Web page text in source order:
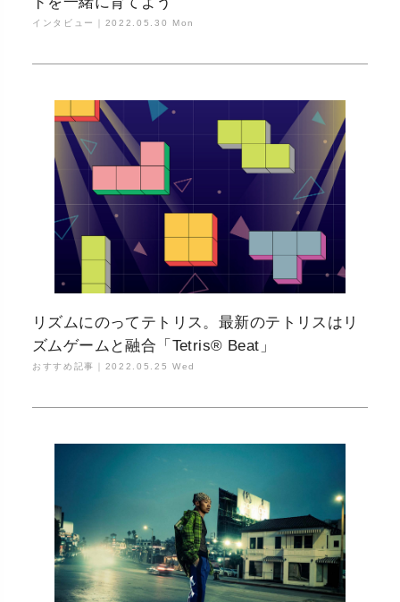
インタビュー｜ 2022.05.30 Mon
リズムにのってテトリス。最新のテトリスはリ
ズムゲームと融合「Tetris® Beat」
おすすめ記事｜ 2022.05.25 Wed